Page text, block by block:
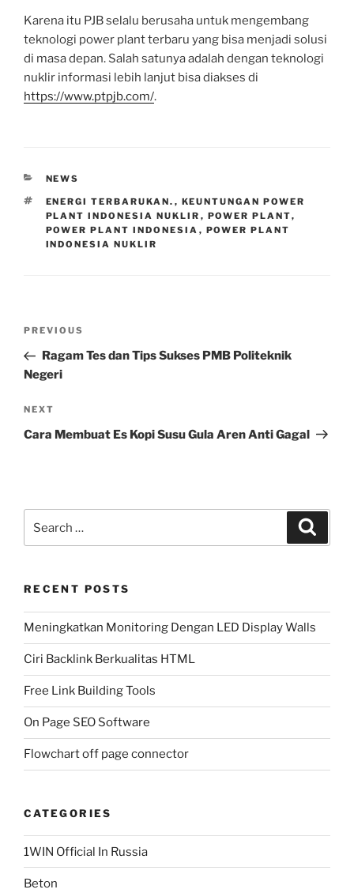
Karena itu PJB selalu berusaha untuk mengembang
teknologi power plant terbaru yang bisa menjadi solusi
di masa depan. Salah satunya adalah dengan teknologi
nuklir informasi lebih lanjut bisa diakses di
https://www.ptpjb.com/.
CATEGORIES
NEWS
TAGS
ENERGI TERBARUKAN. , KEUNTUNGAN POWER
PLANT INDONESIA NUKLIR , POWER PLANT,
POWER PLANT INDONESIA , POWER PLANT
INDONESIA NUKLIR
Previous
Post
PREVIOUS
Ragam Tes dan Tips Sukses PMB Politeknik
Negeri
Next
Post
NEXT
Cara Membuat Es Kopi Susu Gula Aren Anti Gagal
for:
RECENT POSTS
Meningkatkan Monitoring Dengan LED Display Walls
Ciri Backlink Berkualitas HTML
Free Link Building Tools
On Page SEO Software
Flowchart off page connector
CATEGORIES
1WIN Official In Russia
Beton